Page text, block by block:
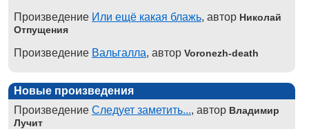
Произведение Или ещё какая блажь, автор Николай
Отпущения
Произведение Вальгалла, автор Voronezh-death
Новые произведения
Произведение Следует заметить..., автор Владимир
Лучит